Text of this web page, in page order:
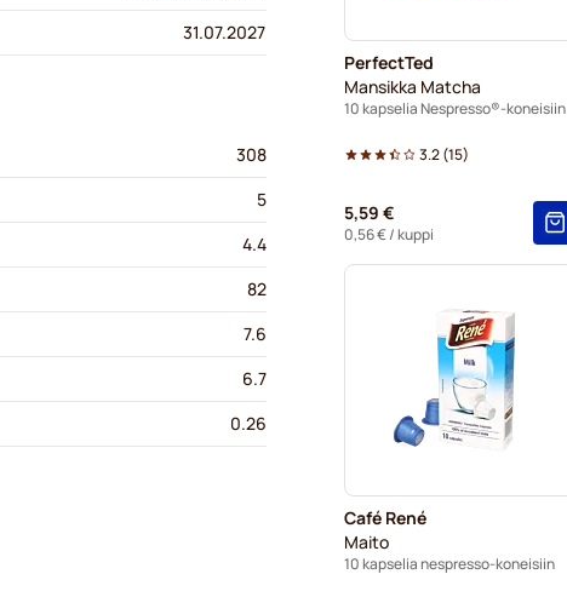
PerfectTed
Mansikka Matcha
10 kapselia Nespresso®-koneisiin
3.2(15)
5,59 €
0,56 €/ kuppi
Café René
Maito
10 kapselia nespresso-koneisiin
31.07.2027
308
5
4.4
82
7.6
6.7
0.26